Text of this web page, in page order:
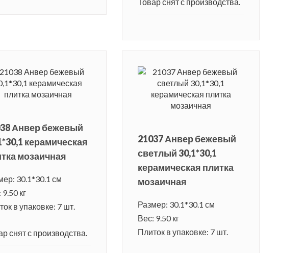
Анвер бежевый
керамическая
мозаичная
30.1*30.1 см
кг
в упаковке: 7 шт.
снят с производства.
21037 Анвер бежевый
светлый 30,1*30,1
керамическая плитка
мозаичная
Размер: 30.1*30.1 см
Вес: 9.50 кг
Плиток в упаковке: 7 шт.